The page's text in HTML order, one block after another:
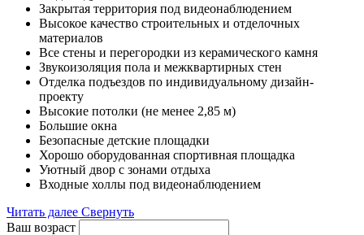
Закрытая территория под видеонаблюдением
Высокое качество строительных и отделочных
материалов
Все стены и перегородки из керамического камня
Звукоизоляция пола и межквартирных стен
Отделка подъездов по индивидуальному дизайн-
проекту
Высокие потолки (не менее 2,85 м)
Большие окна
Безопасные детские площадки
Хорошо оборудованная спортивная площадка
Уютный двор с зонами отдыха
Входные холлы под видеонаблюдением
Читать далее Свернуть
Ваш возраст